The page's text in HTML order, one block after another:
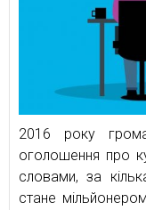
2016 року
оголошення про
словами, за
стане